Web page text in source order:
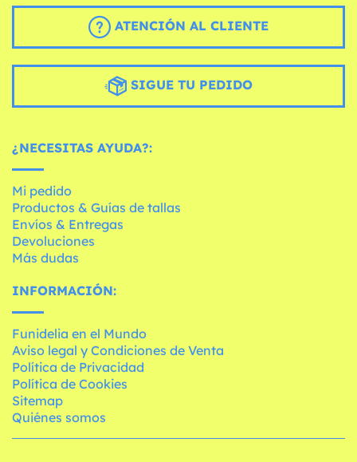
ATENCIÓN AL CLIENTE
SIGUE TU PEDIDO
¿NECESITAS AYUDA?:
Mi pedido
Productos & Guías de tallas
Envíos & Entregas
Devoluciones
Más dudas
INFORMACIÓN:
Funidelia en el Mundo
Aviso legal y Condiciones de Venta
Política de Privacidad
Política de Cookies
Sitemap
Quiénes somos